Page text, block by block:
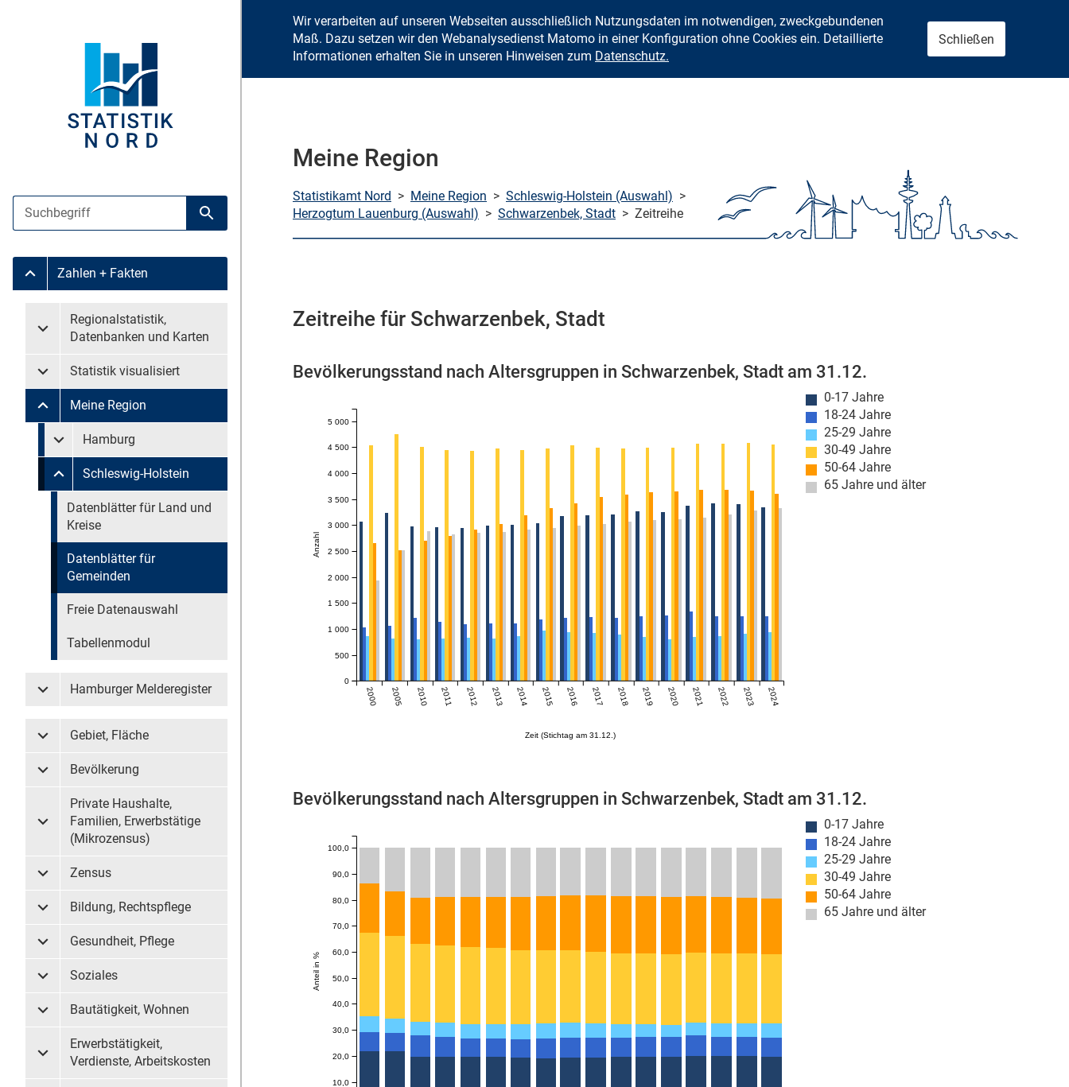
Zum Inhalt springen
Suche
Suche starten
Untermenü Zahlen + Fakten
Zahlen + Fakten
Untermenü überspringen
Untermenü Regionalstatistik, Datenbanken und Karten
Regionalstatistik,
Datenbanken und Karten
Untermenü Statistik visualisiert
Statistik visualisiert
Untermenü Meine Region
Meine Region
Untermenü überspringen
Untermenü Meine Region Hamburg
Hamburg
Untermenü Meine Region Schleswig-Holstein
Schleswig-Holstein
Untermenü überspringen
Datenblätter für Land und
Kreise
Datenblätter für
Gemeinden
Freie Datenauswahl
Tabellenmodul
Untermenü Hamburger Melderegister
Hamburger Melderegister
Untermenü Gebiet, Fläche
Gebiet, Fläche
Untermenü Bevölkerung
Bevölkerung
Untermenü Private Haushalte, Familien, Erwerbstätige (Mikrozensus)
Private Haushalte,
Familien, Erwerbstätige
(Mikrozensus)
Untermenü Zensus
Zensus
Untermenü Bildung, Rechtspflege
Bildung, Rechtspflege
Untermenü Gesundheit, Pflege
Gesundheit, Pflege
Untermenü Soziales
Soziales
Untermenü Bautätigkeit, Wohnen
Bautätigkeit, Wohnen
Untermenü Erwerbstätigkeit, Verdienste, Arbeitskosten
Erwerbstätigkeit,
Verdienste, Arbeitskosten
Wir verarbeiten auf unseren Webseiten ausschließlich Nutzungsdaten im notwendigen, zweckgebundenen
Maß. Dazu setzen wir den Webanalysedienst Matomo in einer Konfiguration ohne Cookies ein. Detaillierte
Informationen erhalten Sie in unseren Hinweisen zum Datenschutz.
Schließen
Meine Region
Statistikamt Nord > Meine Region > Schleswig-Holstein (Auswahl) >
Herzogtum Lauenburg (Auswahl) > Schwarzenbek, Stadt > Zeitreihe
Zeitreihe für Schwarzenbek, Stadt
Bevölkerungsstand nach Altersgruppen in Schwarzenbek, Stadt am 31.12.
0-17 Jahre
18-24 Jahre
25-29 Jahre
30-49 Jahre
50-64 Jahre
65 Jahre und älter
Zeit (Stichtag am 31.12.)
2000 2005 2010 2011 2012 2013 2014 2015 2016 2017 2018 2019 2020 2021 2022 2023 2024
Anzahl
0
500
1 000
1 500
2 000
2 500
3 000
3 500
4 000
4 500
5 000
Bevölkerungsstand nach Altersgruppen in Schwarzenbek, Stadt am 31.12.
0-17 Jahre
18-24 Jahre
25-29 Jahre
30-49 Jahre
50-64 Jahre
65 Jahre und älter
Anteil in %
10,0
20,0
30,0
40,0
50,0
60,0
70,0
80,0
90,0
100,0